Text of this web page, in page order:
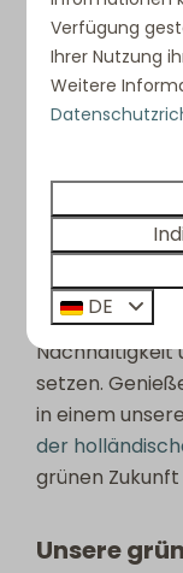
Ressourcen
Materialien
zum
Bewegung zu
Nachhaltigkeit
setzen.
in einem
der
grünen Zukunft
Unsere
Verfügung
Ihrer Nutzung
Weitere
DE